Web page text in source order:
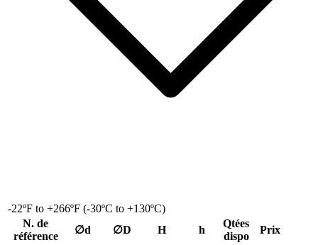
-22ºF to +266ºF (-30ºC to +130ºC)
N. de
référence
∅d ∅D H h
Qtées
dispo
Prix